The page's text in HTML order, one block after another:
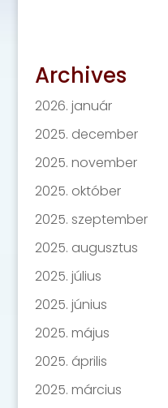
Archives
2026. január
2025. december
2025. november
2025. október
2025. szeptember
2025. augusztus
2025. július
2025. június
2025. május
2025. április
2025. március